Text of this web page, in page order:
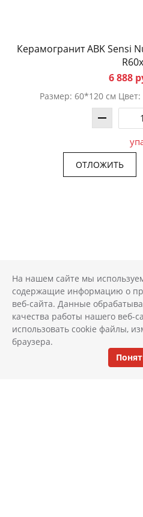
Керамогранит ABK Sensi
6 888
Размер: 60*120 см
ОТЛОЖИТЬ
На нашем сайте мы
содержащие информацию о
веб-сайта. Данные
качества работы нашего веб-
использовать cookie файлы,
браузера.